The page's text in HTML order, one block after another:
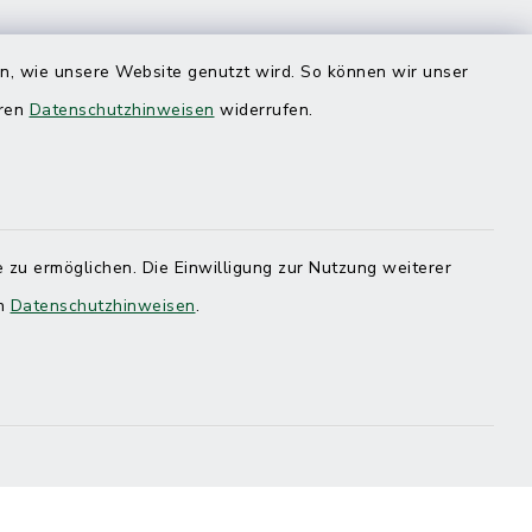
wie unsere Website genutzt wird. So können wir unser
Datenschutzhinweisen widerrufen.
ermöglichen. Die Einwilligung zur Nutzung weiterer
Datenschutzhinweisen.